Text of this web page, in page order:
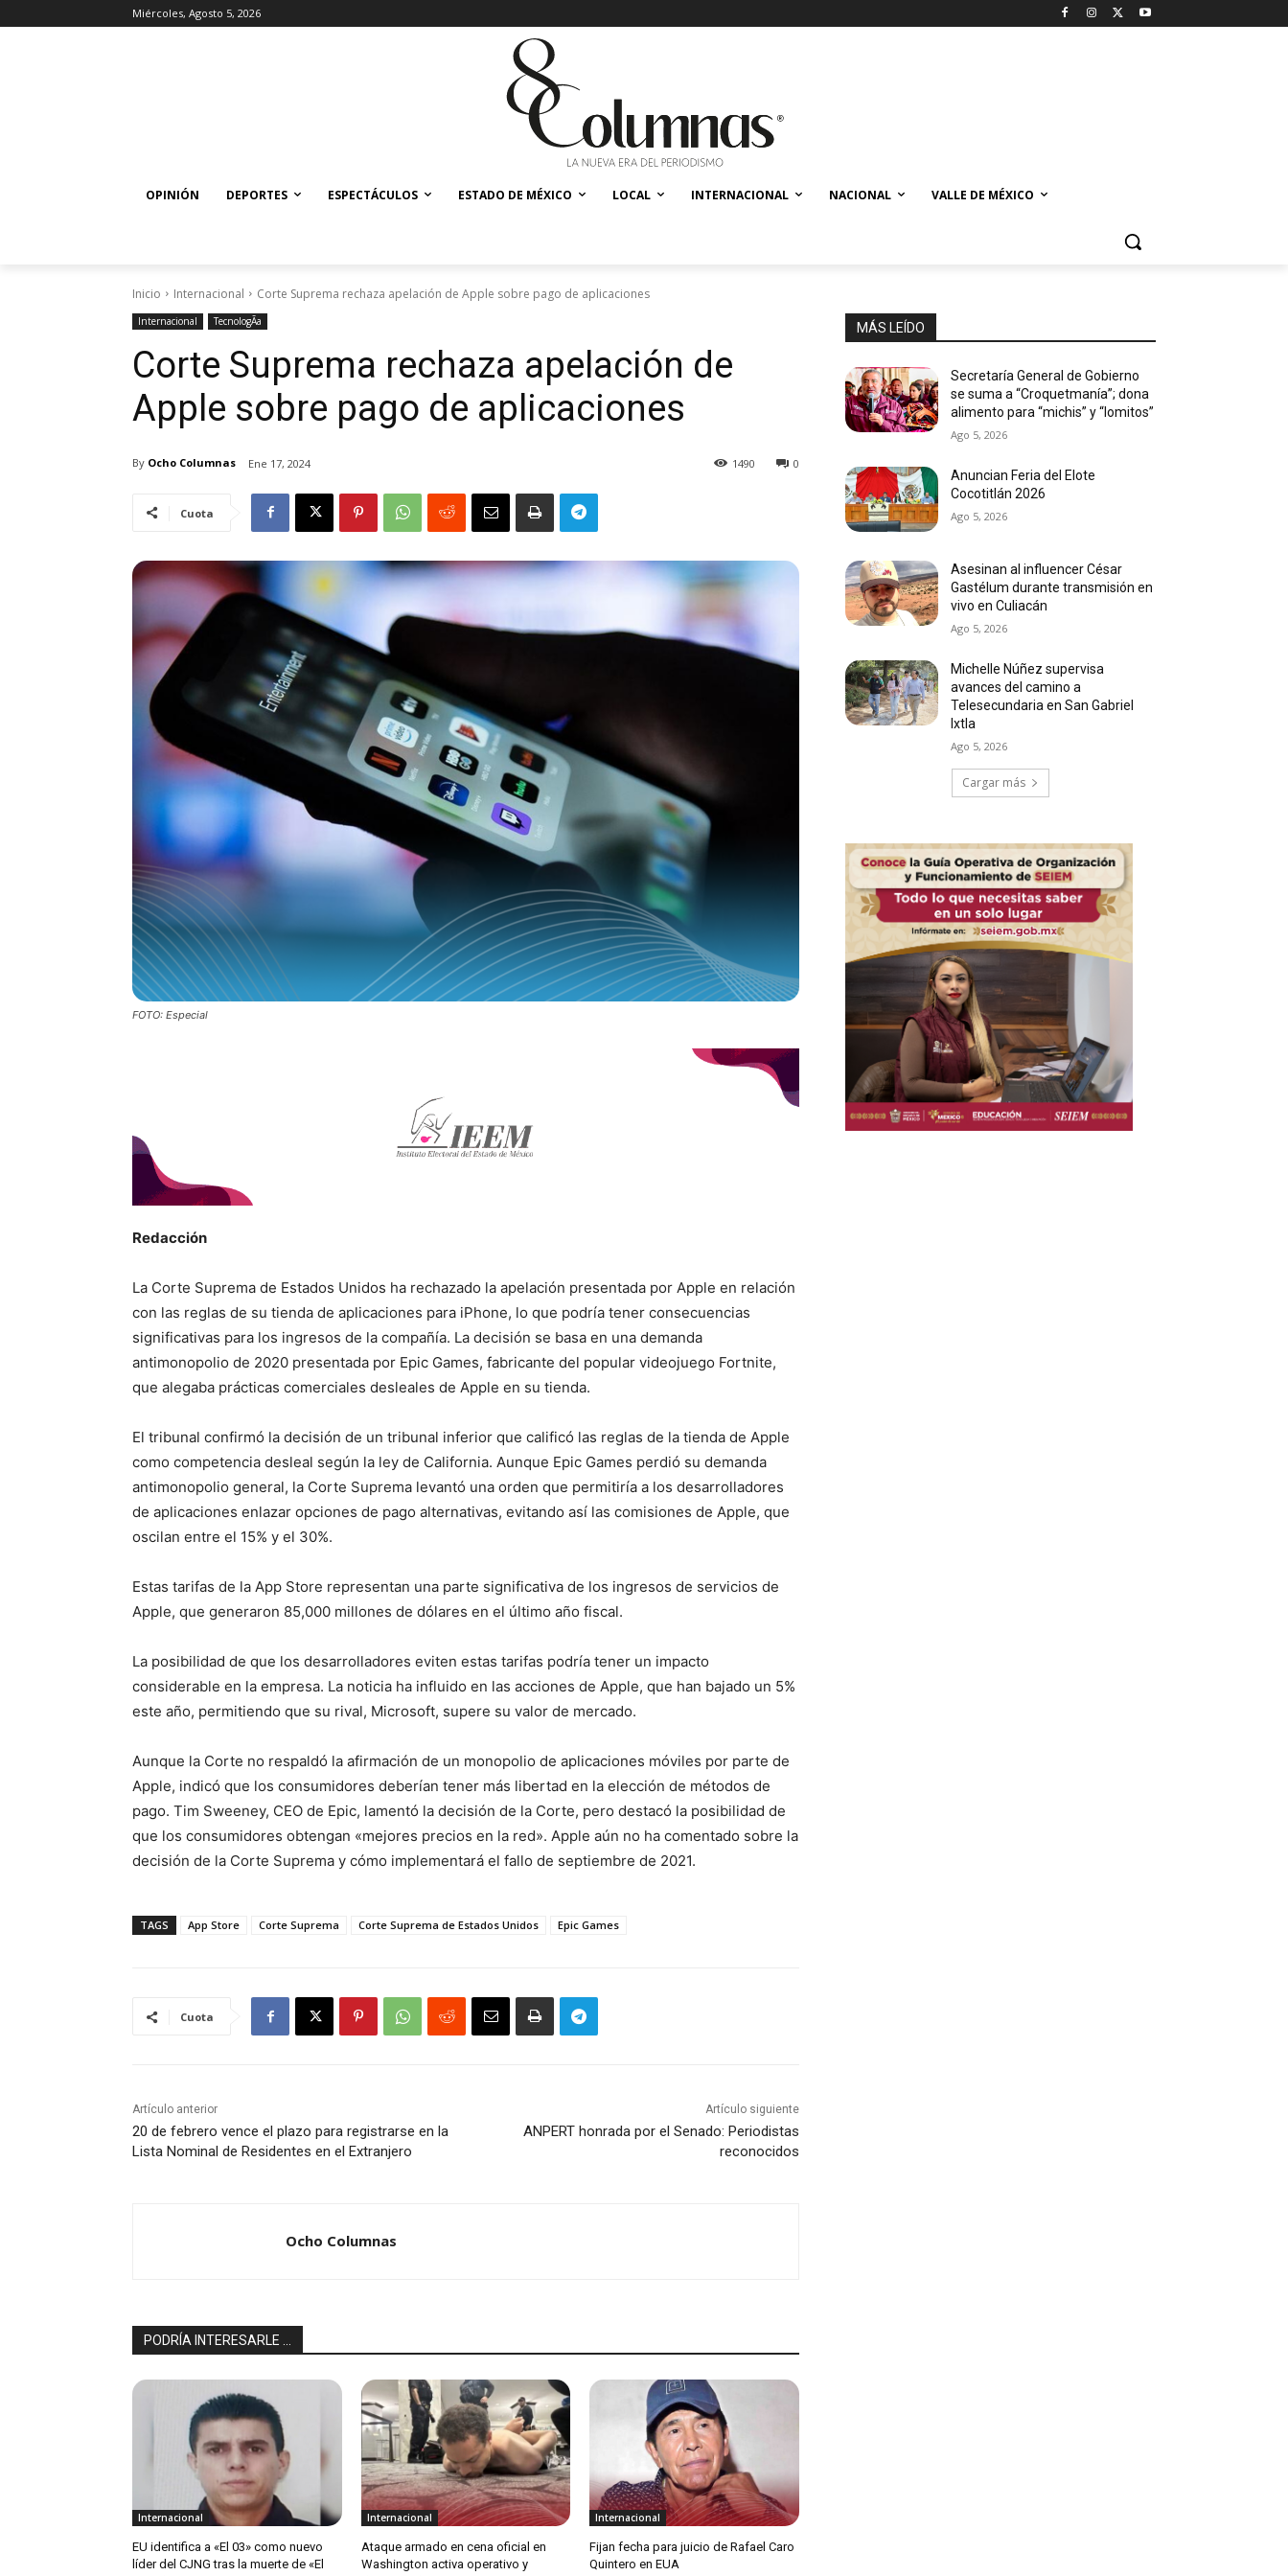
Miércoles, Agosto 5, 2026
OPINIÓN DEPORTES ESPECTÁCULOS ESTADO DE MÉXICO LOCAL INTERNACIONAL NACIONAL VALLE DE MÉXICO
Inicio Internacional Corte Suprema rechaza apelación de Apple sobre pago de aplicaciones
Internacional TecnologÃ­a
Corte Suprema rechaza apelación de
Apple sobre pago de aplicaciones
By Ocho Columnas Ene 17, 2024 0
1490
Cuota
FOTO: Especial
Redacción
La Corte Suprema de Estados Unidos ha rechazado la apelación presentada por Apple en relación
con las reglas de su tienda de aplicaciones para iPhone, lo que podría tener consecuencias
significativas para los ingresos de la compañía. La decisión se basa en una demanda
antimonopolio de 2020 presentada por Epic Games, fabricante del popular videojuego Fortnite,
que alegaba prácticas comerciales desleales de Apple en su tienda.
El tribunal confirmó la decisión de un tribunal inferior que calificó las reglas de la tienda de Apple
como competencia desleal según la ley de California. Aunque Epic Games perdió su demanda
antimonopolio general, la Corte Suprema levantó una orden que permitiría a los desarrolladores
de aplicaciones enlazar opciones de pago alternativas, evitando así las comisiones de Apple, que
oscilan entre el 15% y el 30%.
Estas tarifas de la App Store representan una parte significativa de los ingresos de servicios de
Apple, que generaron 85,000 millones de dólares en el último año fiscal.
La posibilidad de que los desarrolladores eviten estas tarifas podría tener un impacto
considerable en la empresa. La noticia ha influido en las acciones de Apple, que han bajado un 5%
este año, permitiendo que su rival, Microsoft, supere su valor de mercado.
Aunque la Corte no respaldó la afirmación de un monopolio de aplicaciones móviles por parte de
Apple, indicó que los consumidores deberían tener más libertad en la elección de métodos de
pago. Tim Sweeney, CEO de Epic, lamentó la decisión de la Corte, pero destacó la posibilidad de
que los consumidores obtengan «mejores precios en la red». Apple aún no ha comentado sobre la
decisión de la Corte Suprema y cómo implementará el fallo de septiembre de 2021.
TAGS App Store Corte Suprema Corte Suprema de Estados Unidos Epic Games
Cuota
Artículo anterior
20 de febrero vence el plazo para registrarse en la
Lista Nominal de Residentes en el Extranjero
Artículo siguiente
ANPERT honrada por el Senado: Periodistas
reconocidos
Ocho Columnas
PODRÍA INTERESARLE ...
Internacional
EU identifica a «El 03» como nuevo
líder del CJNG tras la muerte de «El
Internacional
Ataque armado en cena oficial en
Washington activa operativo y
Internacional
Fijan fecha para juicio de Rafael Caro
Quintero en EUA
MÁS LEÍDO
Secretaría General de Gobierno
se suma a “Croquetmanía”; dona
alimento para “michis” y “lomitos”
Ago 5, 2026
Anuncian Feria del Elote
Cocotitlán 2026
Ago 5, 2026
Asesinan al influencer César
Gastélum durante transmisión en
vivo en Culiacán
Ago 5, 2026
Michelle Núñez supervisa
avances del camino a
Telesecundaria en San Gabriel
Ixtla
Ago 5, 2026
Cargar más